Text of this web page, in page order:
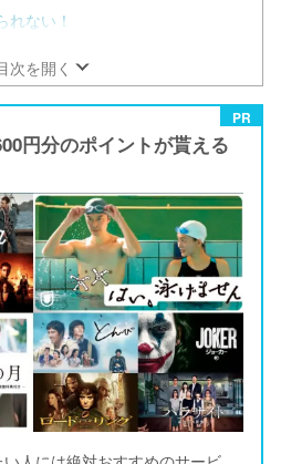
れない！
次を開く
PR
円分のポイントが貰える